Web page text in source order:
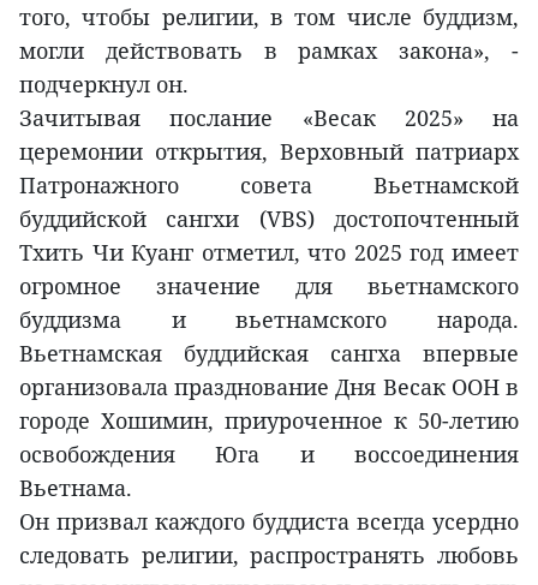
того, чтобы религии, в том числе буддизм,
могли действовать в рамках закона», -
подчеркнул он.
Зачитывая послание «Весак 2025» на
церемонии открытия, Верховный патриарх
Патронажного совета Вьетнамской
буддийской сангхи (VBS) достопочтенный
Тхить Чи Куанг отметил, что 2025 год имеет
огромное значение для вьетнамского
буддизма и вьетнамского народа.
Вьетнамская буддийская сангха впервые
организовала празднование Дня Весак ООН в
городе Хошимин, приуроченное к 50-летию
освобождения Юга и воссоединения
Вьетнама.
Он призвал каждого буддиста всегда усердно
следовать религии, распространять любовь